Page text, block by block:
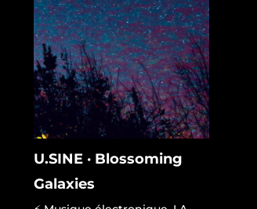
U.SINE · Blossoming
Galaxies